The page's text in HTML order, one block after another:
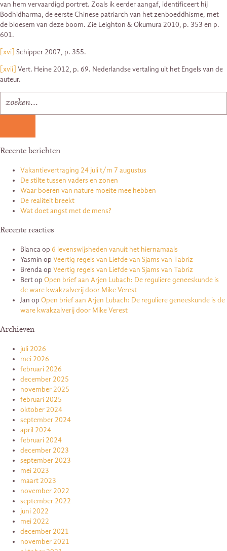
van hem vervaardigd portret. Zoals ik eerder aangaf, identificeert hij
Bodhidharma, de eerste Chinese patriarch van het zenboeddhisme, met
de bloesem van deze boom. Zie Leighton & Okumura 2010, p. 353 en p.
601.
[xvi] Schipper 2007, p. 355.
[xvii] Vert. Heine 2012, p. 69. Nederlandse vertaling uit het Engels van de
auteur.
Recente berichten
Vakantievertraging 24 juli t/m 7 augustus
De stilte tussen vaders en zonen
Waar boeren van nature moeite mee hebben
De realiteit breekt
Wat doet angst met de mens?
Recente reacties
Biancaop 6 levenswijsheden vanuit het hiernamaals
Yasmin op Veertig regels van Liefde van Sjams van Tabriz
Brendaop Veertig regels van Liefde van Sjams van Tabriz
Bertop Open brief aan Arjen Lubach: De reguliere geneeskunde is
de ware kwakzalverij door Mike Verest
Jan op Open brief aan Arjen Lubach: De reguliere geneeskunde is de
ware kwakzalverij door Mike Verest
Archieven
juli 2026
mei 2026
februari 2026
december 2025
november 2025
februari 2025
oktober 2024
september 2024
april 2024
februari 2024
december 2023
september 2023
mei 2023
maart 2023
november 2022
september 2022
juni 2022
mei 2022
december 2021
november 2021